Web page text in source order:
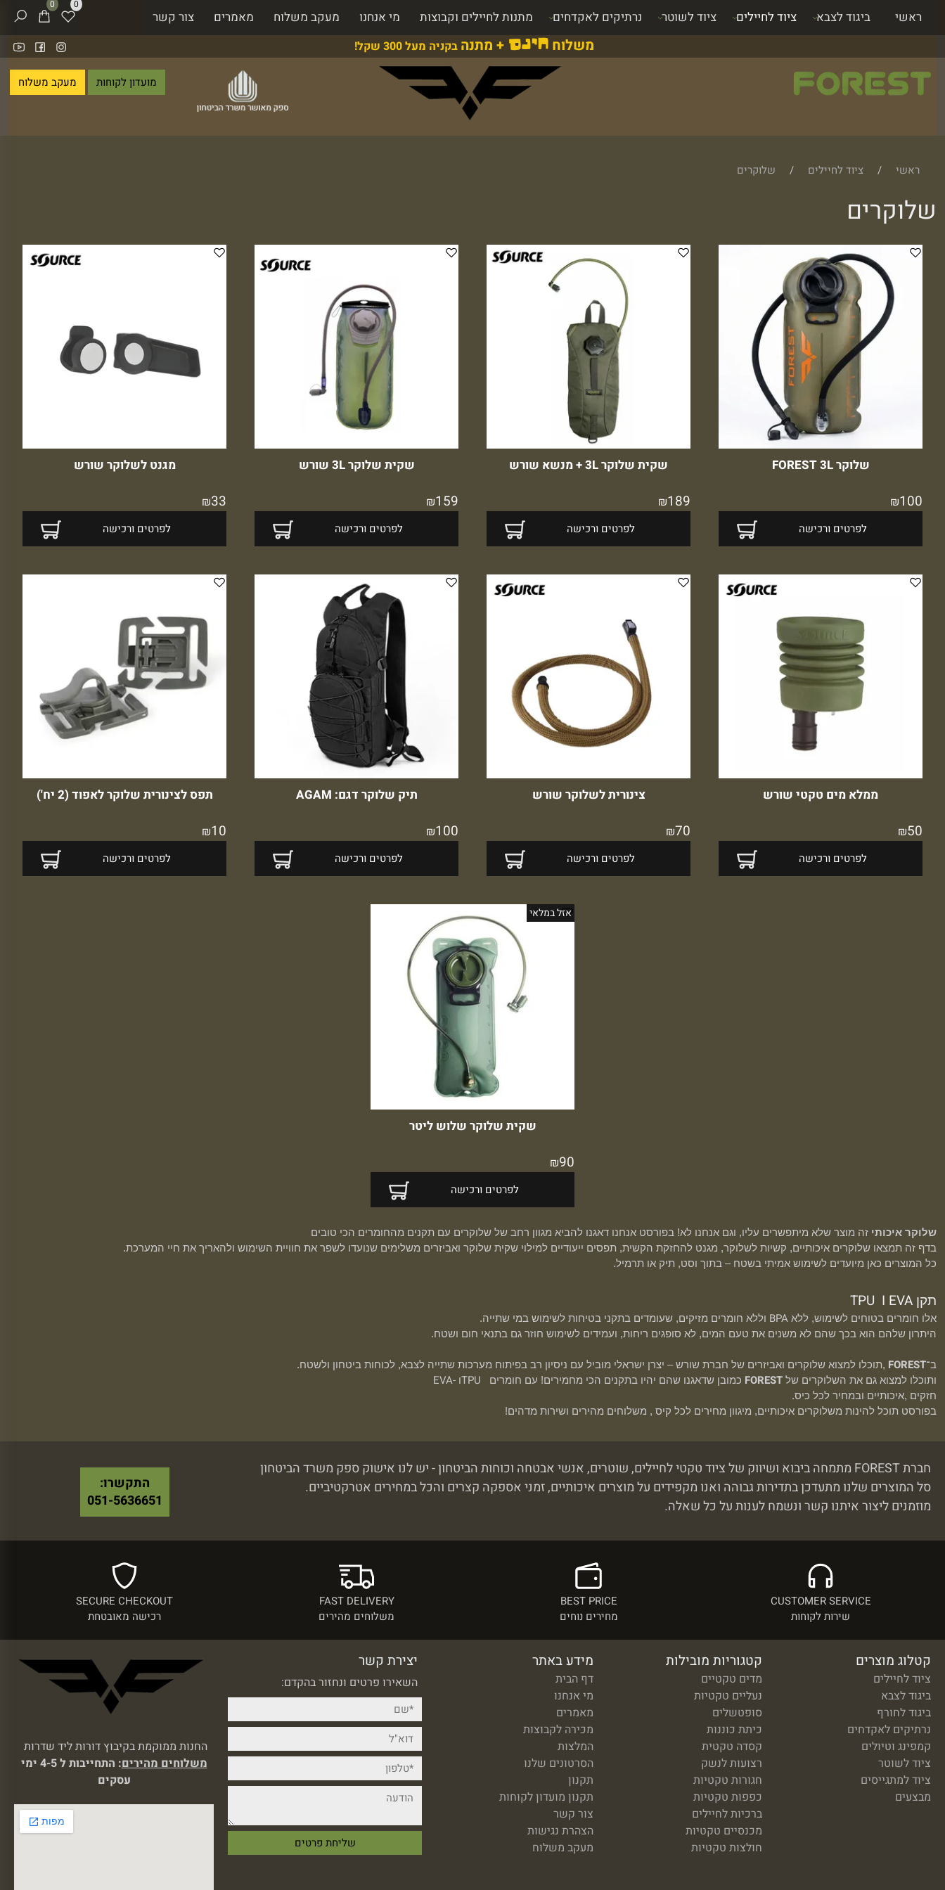
משלוחחינם+ מתנה בקניה מעל 300 שקל!
מעקב משלוח מועדון לקוחות
0 0
ראשי ביגוד לצבא ציוד לחיילים ציוד לשוטר נרתיקים לאקדחים מתנות לחיילים וקבוצות מי אנחנו מעקב משלוח מאמרים צור קשר
ראשי / ציוד לחיילים / שלוקרים
שלוקרים
שלוקר FOREST 3L
₪100
לפרטים ורכישה
שקית שלוקר 3L + מנשא שורש
₪189
לפרטים ורכישה
שקית שלוקר 3L שורש
₪159
לפרטים ורכישה
מגנט לשלוקר שורש
₪33
לפרטים ורכישה
ממלא מים טקטי שורש
₪50
לפרטים ורכישה
צינורית לשלוקר שורש
₪70
לפרטים ורכישה
תיק שלוקר דגם: AGAM
₪100
לפרטים ורכישה
תפס לצינורית שלוקר לאפוד (2 יח')
₪10
לפרטים ורכישה
אזל במלאי
שקית שלוקר שלוש ליטר
₪90
לפרטים ורכישה
שלוקר איכותי זה מוצר שלא מיתפשרים עליו, וגם אנחנו לא! בפורסט אנחנו דאגנו להביא מגוון רחב של שלוקרים עם תקנים מהחומרים הכי טובים
בדף זה תמצאו שלוקרים איכותיים, קשיות לשלוקר, מגנט להחזקת הקשית, תפסים ייעודיים למילוי שקית שלוקר ואביזרים משלימים שנועדו לשפר את חוויית השימוש ולהאריך את חיי המערכת.
כל המוצרים כאן מיועדים לשימוש אמיתי בשטח – בתוך וסט, תיק או תרמיל.
תקן TPU I EVA
אלו חומרים בטוחים לשימוש, ללא BPA וללא חומרים מזיקים, שעומדים בתקני בטיחות לשימוש במי שתייה.
היתרון שלהם הוא בכך שהם לא משנים את טעם המים, לא סופגים ריחות, ועמידים לשימוש חוזר גם בתנאי חום ושטח.
ב־FOREST ,תוכלו למצוא שלוקרים ואביזרים של חברת שורש – יצרן ישראלי מוביל עם ניסיון רב בפיתוח מערכות שתייה לצבא, לכוחות ביטחון ולשטח.
ותוכלו למצוא גם את השלוקרים של FOREST כמובן שדאגנו שהם יהיו בתקנים הכי מחמירים! עם חומרים TPUו EVA-
חזקים ,איכותיים ובמחיר לכל כיס.
בפורסט תוכל להינות משלוקרים איכותיים, מיגוון מחירים לכל קיס , משלוחים מהירים ושירות מדהים!
חברת FOREST מתמחה ביבוא ושיווק של ציוד טקטי לחיילים, שוטרים, אנשי אבטחה וכוחות הביטחון - יש לנו אישוק ספק משרד הביטחון
סל המוצרים שלנו מתעדכן בתדירות גבוהה ואנו מקפידים על מוצרים איכותיים, זמני אספקה קצרים והכל במחירים אטרקטיביים.
מוזמנים ליצור איתנו קשר ונשמח לענות על כל שאלה.
התקשרו:
051-5636651
CUSTOMER SERVICE
שירות לקוחות
BEST PRICE
מחירים נוחים
FAST DELIVERY
משלוחים מהירים
SECURE CHECKOUT
רכישה מאובטחת
קטלוג מוצרים
ציוד לחיילים
ביגוד לצבא
ביגוד לחורף
נרתיקים לאקדחים
קמפינג וטיולים
ציוד לשוטר
ציוד למתגייסים
מבצעים
קטגוריות מובילות
מדים טקטיים
נעליים טקטיות
סופטשלים
כיתת כוננות
קסדה טקטית
רצועות לנשק
חגורות טקטיות
כפפות טקטיות
ברכיות לחיילים
מכנסיים טקטיות
חולצות טקטיות
מידע באתר
דף הבית
מי אנחנו
מאמרים
מכירה לקבוצות
המלצות
הסרטונים שלנו
תקנון
תקנון מועדון לקוחות
צור קשר
הצהרת נגישות
מעקב משלוח
יצירת קשר
השאירו פרטים ונחזור בהקדם:
החנות ממוקמת בקיבוץ דורות ליד שדרות
משלוחים מהירים
: התחייבות ל 4-5 ימי
עסקים